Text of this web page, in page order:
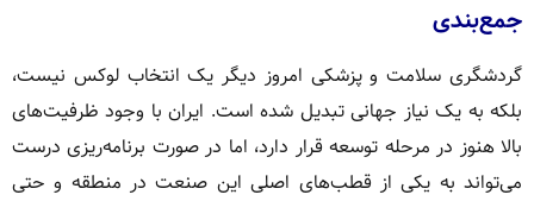
جمع‌بندی
گردشگری سلامت و پزشکی امروز دیگر یک انتخاب لوکس نیست،
بلکه به یک نیاز جهانی تبدیل شده است. ایران با وجود ظرفیت‌های
بالا هنوز در مرحله توسعه قرار دارد، اما در صورت برنامه‌ریزی درست
می‌تواند به یکی از قطب‌های اصلی این صنعت در منطقه و حتی